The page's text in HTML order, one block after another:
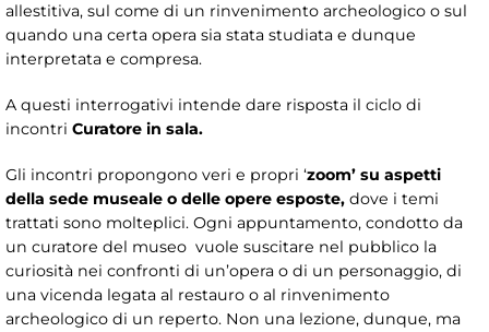
allestitiva, sul come di un rinvenimento archeologico o sul
quando una certa opera sia stata studiata e dunque
interpretata e compresa.
A questi interrogativi intende dare risposta il ciclo di
incontri Curatore in sala.
Gli incontri propongono veri e propri ‘zoom’ su aspetti
della sede museale o delle opere esposte, dove i temi
trattati sono molteplici. Ogni appuntamento, condotto da
un curatore del museo vuole suscitare nel pubblico la
curiosità nei confronti di un’opera o di un personaggio, di
una vicenda legata al restauro o al rinvenimento
archeologico di un reperto. Non una lezione, dunque, ma